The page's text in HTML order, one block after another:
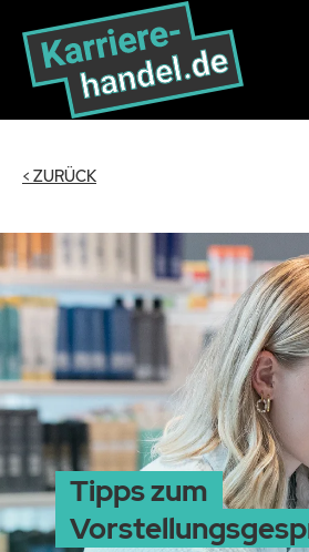
< ZURÜCK
Tipps zum